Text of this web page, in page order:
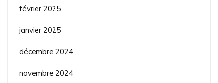
février 2025
janvier 2025
décembre 2024
novembre 2024